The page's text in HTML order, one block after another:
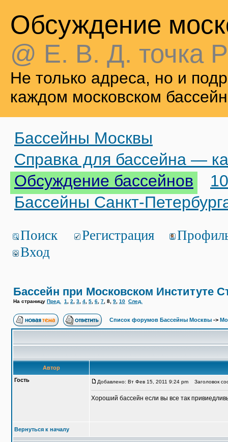
Обсуждение
@ Е. В. Д. точка
Не только адреса, но и
каждом московском
Бассейны Москвы
Справка для бассейна —
Обсуждение бассейнов
Бассейны Санкт-
Поиск Регистрация
Вход
Бассейн при Московском Институте
На страницу Пред. 1 2 3 4 5 6 7 8 9 10 След.
Список форумов Бассейны Москвы ->
Автор
Гость
Добавлено: Вт Фев 15, 2011 9:24 pm Заголовок
Хороший бассейн если вы все так
Вернуться к началу